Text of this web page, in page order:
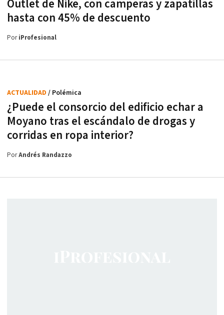
Outlet de Nike, con camperas y zapatillas
hasta con 45% de descuento
PoriProfesional
¿Puede el consorcio del edificio echar a
Moyano tras el escándalo de drogas y
corridas en ropa interior?
ACTUALIDAD / Polémica
PorAndrés Randazzo